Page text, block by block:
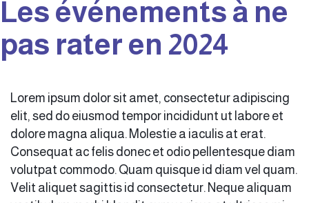
Les événements à ne
pas rater en 2024
Lorem ipsum dolor sit amet, consectetur adipiscing
elit, sed do eiusmod tempor incididunt ut labore et
dolore magna aliqua. Molestie a iaculis at erat.
Consequat ac felis donec et odio pellentesque diam
volutpat commodo. Quam quisque id diam vel quam.
Velit aliquet sagittis id consectetur. Neque aliquam